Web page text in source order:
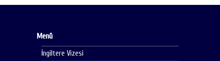
Menü
İngiltere Vizesi